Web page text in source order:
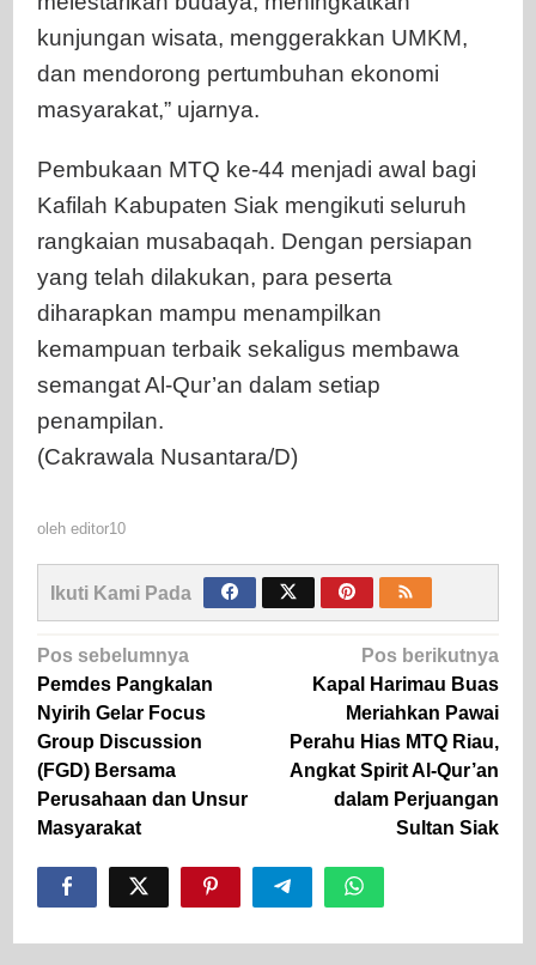
kunjungan wisata, menggerakkan UMKM,
dan mendorong pertumbuhan ekonomi
masyarakat,” ujarnya.
Pembukaan MTQ ke-44 menjadi awal bagi
Kafilah Kabupaten Siak mengikuti seluruh
rangkaian musabaqah. Dengan persiapan
yang telah dilakukan, para peserta
diharapkan mampu menampilkan
kemampuan terbaik sekaligus membawa
semangat Al-Qur’an dalam setiap
penampilan.
(Cakrawala Nusantara/D)
oleh editor10
Ikuti Kami Pada
Navigasi
pos
Pos sebelumnya
Pemdes Pangkalan
Nyirih Gelar Focus
Group Discussion
(FGD) Bersama
Perusahaan dan Unsur
Masyarakat
Pos berikutnya
Kapal Harimau Buas
Meriahkan Pawai
Perahu Hias MTQ Riau,
Angkat Spirit Al-Qur’an
dalam Perjuangan
Sultan Siak